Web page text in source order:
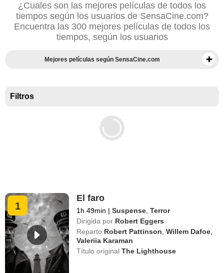
¿Cuales son las mejores películas de todos los
tiempos según los usuarios de SensaCine.com?
Encuentra las 300 mejores películas de todos los
tiempos, según los usuarios
Mejores películas según SensaCine.com
Filtros
1
El faro
1h 49min | Suspense ,Terror
Dirigida por Robert Eggers
Reparto Robert Pattinson ,Willem Dafoe
Valeriia Karaman
Título originalThe Lighthouse